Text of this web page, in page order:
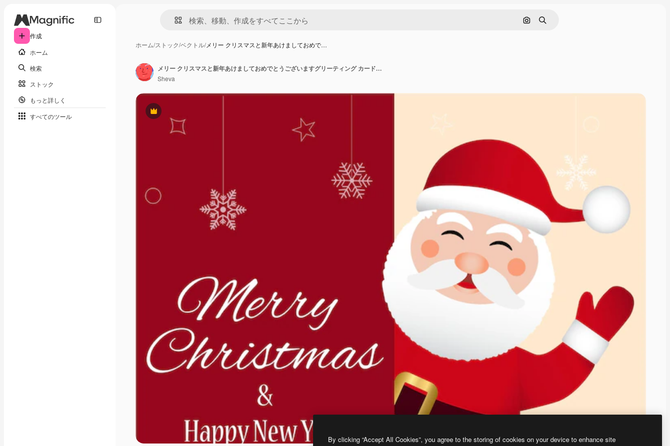
作成
ホーム
検索
ストック
もっと詳しく
すべてのツール
画像で検索
検索
ホーム/ストック/ベクトル/メリー クリスマスと新年あけましておめで…
Premium
メリー クリスマスと新年あけましておめでとうございますグリーティング カード大きな看板と面白いサンタ クロース クリスマス イル
Sheva
By clicking “Accept All Cookies”, you agree to the storing of cookies on your device to enhance site